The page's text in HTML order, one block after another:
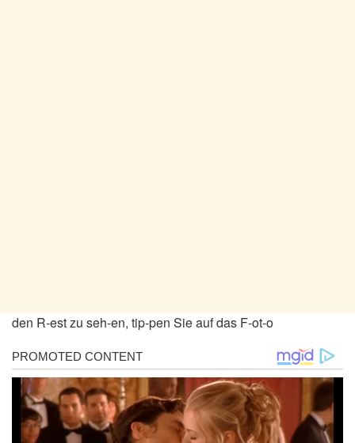
den R-est zu seh-en, tip-pen Sie auf das F-ot-o